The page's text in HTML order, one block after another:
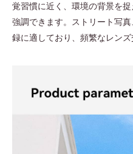
覚習慣に近く、環境の背景を
強調できます。ストリート写
録に適しており、頻繁なレンズ